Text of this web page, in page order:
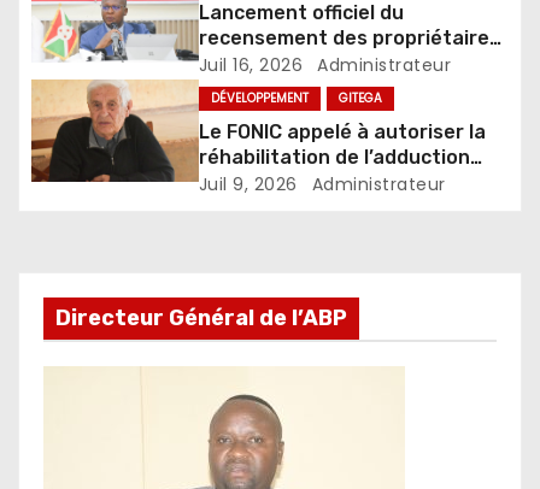
Lancement officiel du
recensement des propriétaires
des propriétés ou parcelles
dans les centres urbains du
Burundi
Juil 16, 2026 Administrateur
DÉVELOPPEMENT GITEGA
Le FONIC appelé à autoriser la
réhabilitation de l’adduction
d’eau Muzenga-Bugenyuzi
Juil 9, 2026 Administrateur
Directeur Général de l’ABP